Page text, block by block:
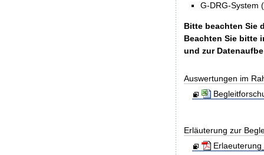
G-DRG-System
Bitte beachten Sie
Beachten Sie bitte
und zur
Auswertungen im
Erläuterung zur